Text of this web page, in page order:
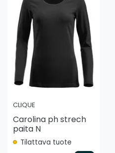
CLIQUE
Carolina ph strech
paita N
Tilattava tuote